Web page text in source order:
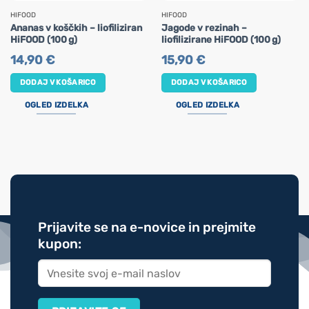
HIFOOD
Ananas v koščkih – liofiliziran
HiFOOD (100 g)
14,90€
DODAJ V KOŠARICO
OGLED IZDELKA
HIFOOD
Jagode v rezinah –
liofilizirane HiFOOD (100 g)
15,90€
DODAJ V KOŠARICO
OGLED IZDELKA
Prijavite se na e-novice in prejmite
kupon: